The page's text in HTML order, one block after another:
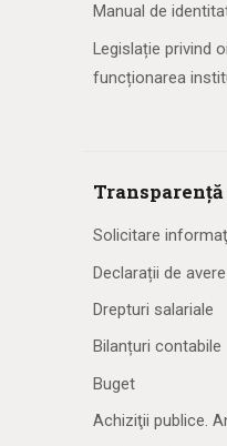
Manual de
Legislație privind
funcționarea
Solicitare
Declarații de
Drepturi salariale
Bilanțuri contabile
Buget
Achiziţii publice.